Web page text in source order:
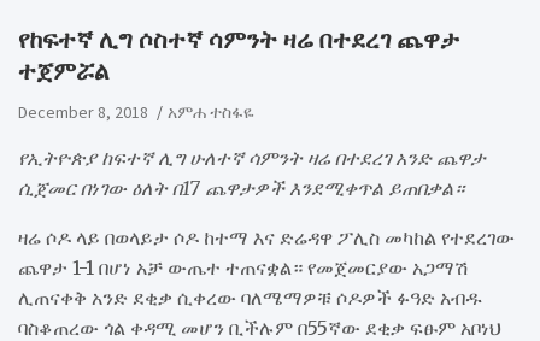
የከፍተኛ ሊግ ሶስተኛ ሳምንት ዛሬ በተደረገ ጨዋታ
ተጀምሯል
December 8, 2018 አምሐ ተስፋዬ
የኢትዮጵያ ከፍተኛ ሊግ ሁለተኛ ሳምንት ዛሬ በተደረገ አንድ ጨዋታ
ሲጀመር በነገው ዕለት በ17 ጨዋታዎች እንደሚቀጥል ይጠበቃል።
ዛሬ ሶዶ ላይ በወላይታ ሶዶ ከተማ እና ድሬዳዋ ፖሊስ መካከል የተደረገው
ጨዋታ 1-1 በሆነ አቻ ውጤተ ተጠናቋል። የመጀመርያው አጋማሽ
ሊጠናቀቅ አንድ ደቂቃ ሲቀረው ባለሜማዎቹ ሶዶዎች ፉዓድ አብዱ
ባስቆጠረው ጎል ቀዳሚ መሆን ቢችሉም በ55ኛው ደቂቃ ፍፁም አቦነህ